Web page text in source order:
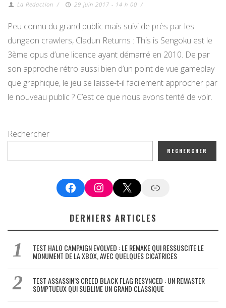
La Redaction / 29 juin 2017 - 14 h 00 /
Peu connu du grand public mais suivi de près par les
dungeon crawlers, Cladun Returns : This is Sengoku est le
3ème opus d’une licence ayant démarré en 2010. De par
son approche rétro aussi bien d’un point de vue gameplay
que graphique, le jeu se laisse-t-il facilement approcher par
le nouveau public ? C’est ce que nous avons tenté de voir.
Rechercher
RECHERCHER
FacebookInstagram
X Google News
DERNIERS ARTICLES
TEST HALO CAMPAIGN EVOLVED : LE REMAKE QUI RESSUSCITE LE
MONUMENT DE LA XBOX, AVEC QUELQUES CICATRICES
TEST ASSASSIN’S CREED BLACK FLAG RESYNCED : UN REMASTER
SOMPTUEUX QUI SUBLIME UN GRAND CLASSIQUE